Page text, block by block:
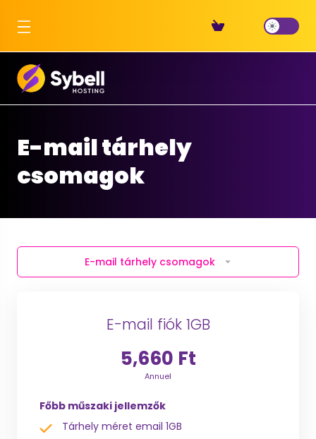
E-mail tárhely
csomagok
E-mail tárhely csomagok
E-mail fiók 1GB
5,660 Ft
Annuel
Főbb műszaki jellemzők
Tárhely méret email 1GB